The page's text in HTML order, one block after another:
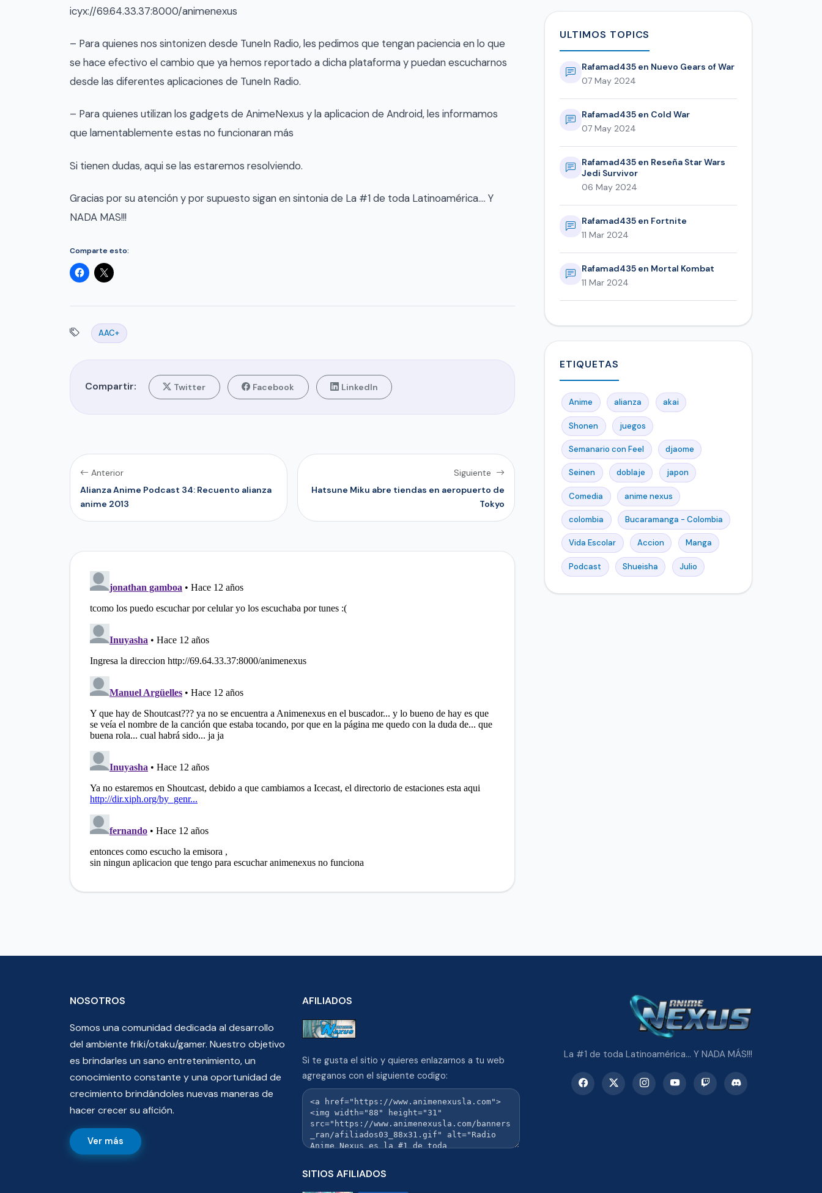
icyx://69.64.33.37:8000/animenexus
– Para quienes nos sintonizen desde TuneIn Radio, les pedimos que tengan paciencia en lo que
se hace efectivo el cambio que ya hemos reportado a dicha plataforma y puedan escucharnos
desde las diferentes aplicaciones de TuneIn Radio.
– Para quienes utilizan los gadgets de AnimeNexus y la aplicacion de Android, les informamos
que lamentablemente estas no funcionaran más
Si tienen dudas, aqui se las estaremos resolviendo.
Gracias por su atención y por supuesto sigan en sintonia de La #1 de toda Latinoamérica…. Y
NADA MAS!!!
Comparte esto:
AAC+
Compartir: Twitter Facebook LinkedIn
Anterior
Alianza Anime Podcast 34: Recuento alianza
anime 2013
Siguiente
Hatsune Miku abre tiendas en aeropuerto de
Tokyo
ULTIMOS TOPICS
Rafamad435 en Nuevo Gears of War
07 May 2024
Rafamad435 en Cold War
07 May 2024
Rafamad435 en Reseña Star Wars
Jedi Survivor
06 May 2024
Rafamad435 en Fortnite
11 Mar 2024
Rafamad435 en Mortal Kombat
11 Mar 2024
ETIQUETAS
Anime alianza akai
Shonen juegos
Semanario con Feel djaome
Seinen doblaje japon
Comedia anime nexus
colombia Bucaramanga - Colombia
Vida Escolar Accion Manga
Podcast Shueisha Julio
NOSOTROS
Somos una comunidad dedicada al desarrollo
del ambiente friki/otaku/gamer. Nuestro objetivo
es brindarles un sano entretenimiento, un
conocimiento constante y una oportunidad de
crecimiento brindándoles nuevas maneras de
hacer crecer su afición.
Ver más
AFILIADOS
Si te gusta el sitio y quieres enlazarnos a tu web
agreganos con el siguiente codigo:
SITIOS AFILIADOS
La #1 de toda Latinoamérica... Y NADA MÁS!!!